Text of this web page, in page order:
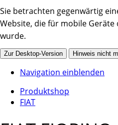
Sie betrachten gegenwärtig
Website, die für mobile
wurde.
Zur Desktop-Version Hinweis nicht
Navigation einblenden
Produktshop
FIAT